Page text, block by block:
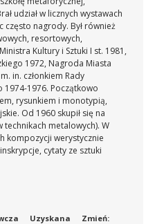
udział w licznych wystawach
często nagrody. Był również
resortowych,
Kultury i Sztuki I st. 1981,
1972, Nagroda Miasta
in. członkiem Rady
1974-1976. Początkowo
rysunkiem i monotypią,
Od 1960 skupił się na
technikach metalowych). W
kompozycji werystycznie
cytaty ze sztuki
Uzyskana Zmień: